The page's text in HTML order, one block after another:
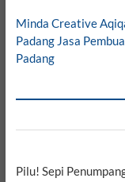
Minda Creative
Padang Jasa
Padang
Pilu! Sepi